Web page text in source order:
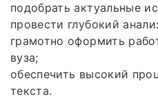
подобрать актуальные
провести глубокий
грамотно оформить
вуза;
обеспечить высокий
текста.